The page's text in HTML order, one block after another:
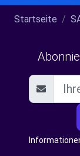
Startseite